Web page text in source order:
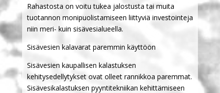
Rahastosta on voitu tukea jalostusta tai muita
tuotannon monipuolistamiseen liittyviä investointeja
niin meri- kuin sisävesialueella.
Sisävesien kalavarat paremmin käyttöön
Sisävesien kaupallisen kalastuksen
kehitysedellytykset ovat olleet rannikkoa paremmat.
Sisävesikalastuksen pyyntitekniikan kehittämiseen